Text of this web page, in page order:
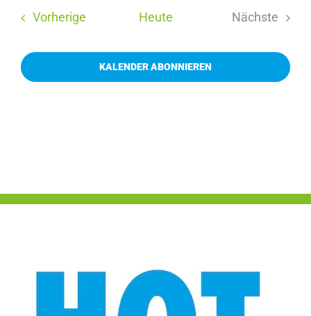
VorherigeVeranstaltungen
Heute
Nächste
KALENDER ABONNIEREN